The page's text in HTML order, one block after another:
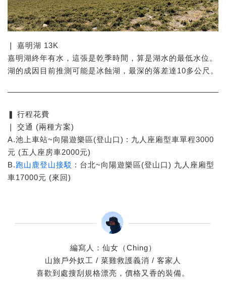
❘ 嘉明湖 13K
嘉明湖終年有水，這張是乾季時間，算是湖水的最低水位。
湖的成因目前推測可能是冰蝕湖，最深的落差達10多公尺。
❚ 行程花費
❘ 交通 (兩種方案)
A.池上車站~向陽遊樂區(登山口) : 九人座廂型車單程3000
元 (五人座房車2000元)
B.跑山鹿登山接駁 : 台北~向陽遊樂區(登山口) 九人座廂型
車17000元 (來回)
編寫人：仙女（Ching）
山旅戶外奴工 / 菜雞救護義消 / 客家人
喜歡到處搜刮規格漂亮，價格又香的裝備。